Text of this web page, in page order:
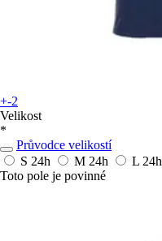
+-2
Velikost
*
Průvodce velikostí
S 24h M 24h L 24h
Toto pole je povinné